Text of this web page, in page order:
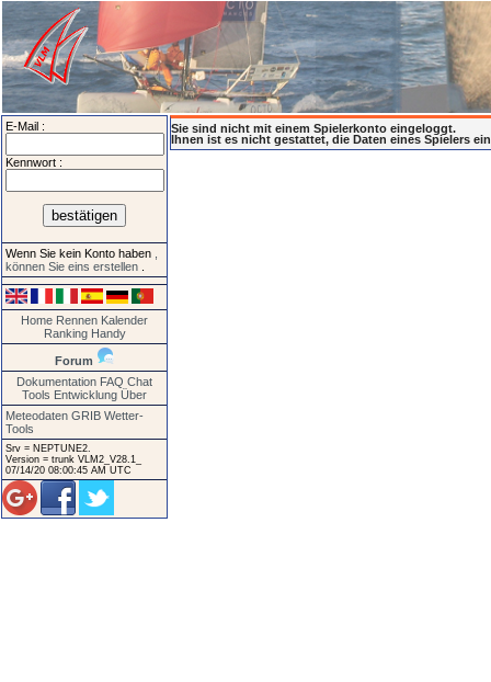
E-Mail :
Kennwort :
Wenn Sie kein Konto haben
können Sie eins erstellen
Home Rennen Kalender
Ranking Handy
Forum
Dokumentation FAQ Chat
Tools Entwicklung Über
Meteodaten GRIB Wetter-
Tools
Srv = NEPTUNE2.
Version = trunk VLM2_V28.1_
07/14/20 08:00:45 AM UTC
Sie sind nicht mit einem Spielerkonto eingeloggt.
Ihnen ist es nicht gestattet, die Daten eines Spielers